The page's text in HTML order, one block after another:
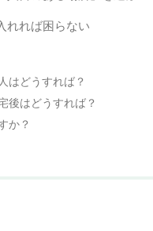
れば困らない
はどうすれば？
後はどうすれば？
か？